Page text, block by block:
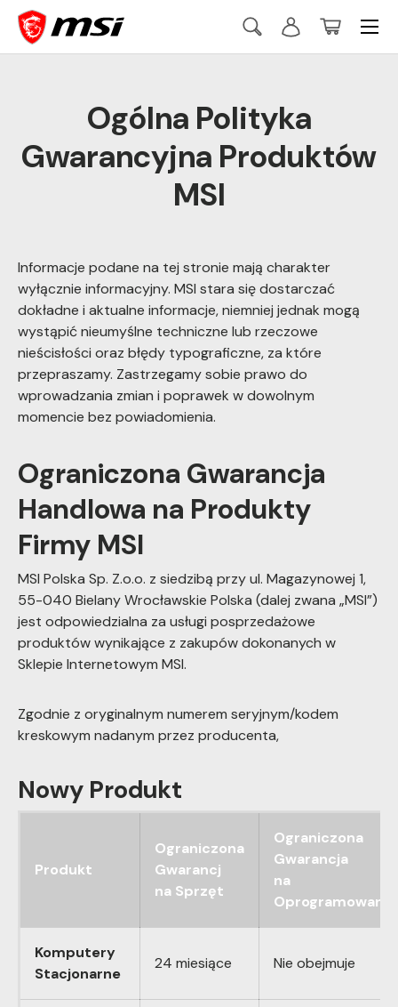
Skip to content
Szukaj
SearchLog inBasket
Menu
Ogólna Polityka
Gwarancyjna Produktów
MSI
Informacje podane na tej stronie mają charakter
wyłącznie informacyjny. MSI stara się dostarczać
dokładne i aktualne informacje, niemniej jednak mogą
wystąpić nieumyślne techniczne lub rzeczowe
nieścisłości oraz błędy typograficzne, za które
przepraszamy. Zastrzegamy sobie prawo do
wprowadzania zmian i poprawek w dowolnym
momencie bez powiadomienia.
Ograniczona Gwarancja
Handlowa na Produkty
Firmy MSI
MSI Polska Sp. Z.o.o. z siedzibą przy ul. Magazynowej 1,
55-040 Bielany Wrocławskie Polska (dalej zwana „MSI”)
jest odpowiedzialna za usługi posprzedażowe
produktów wynikające z zakupów dokonanych w
Sklepie Internetowym MSI.
Zgodnie z oryginalnym numerem seryjnym/kodem
kreskowym nadanym przez producenta,
Nowy Produkt
Produkt
Ograniczona
Gwarancj
na Sprzęt
Ograniczona
Gwarancja
na
Oprogramowanie
Komputery
Stacjonarne
24 miesiące Nie obejmuje